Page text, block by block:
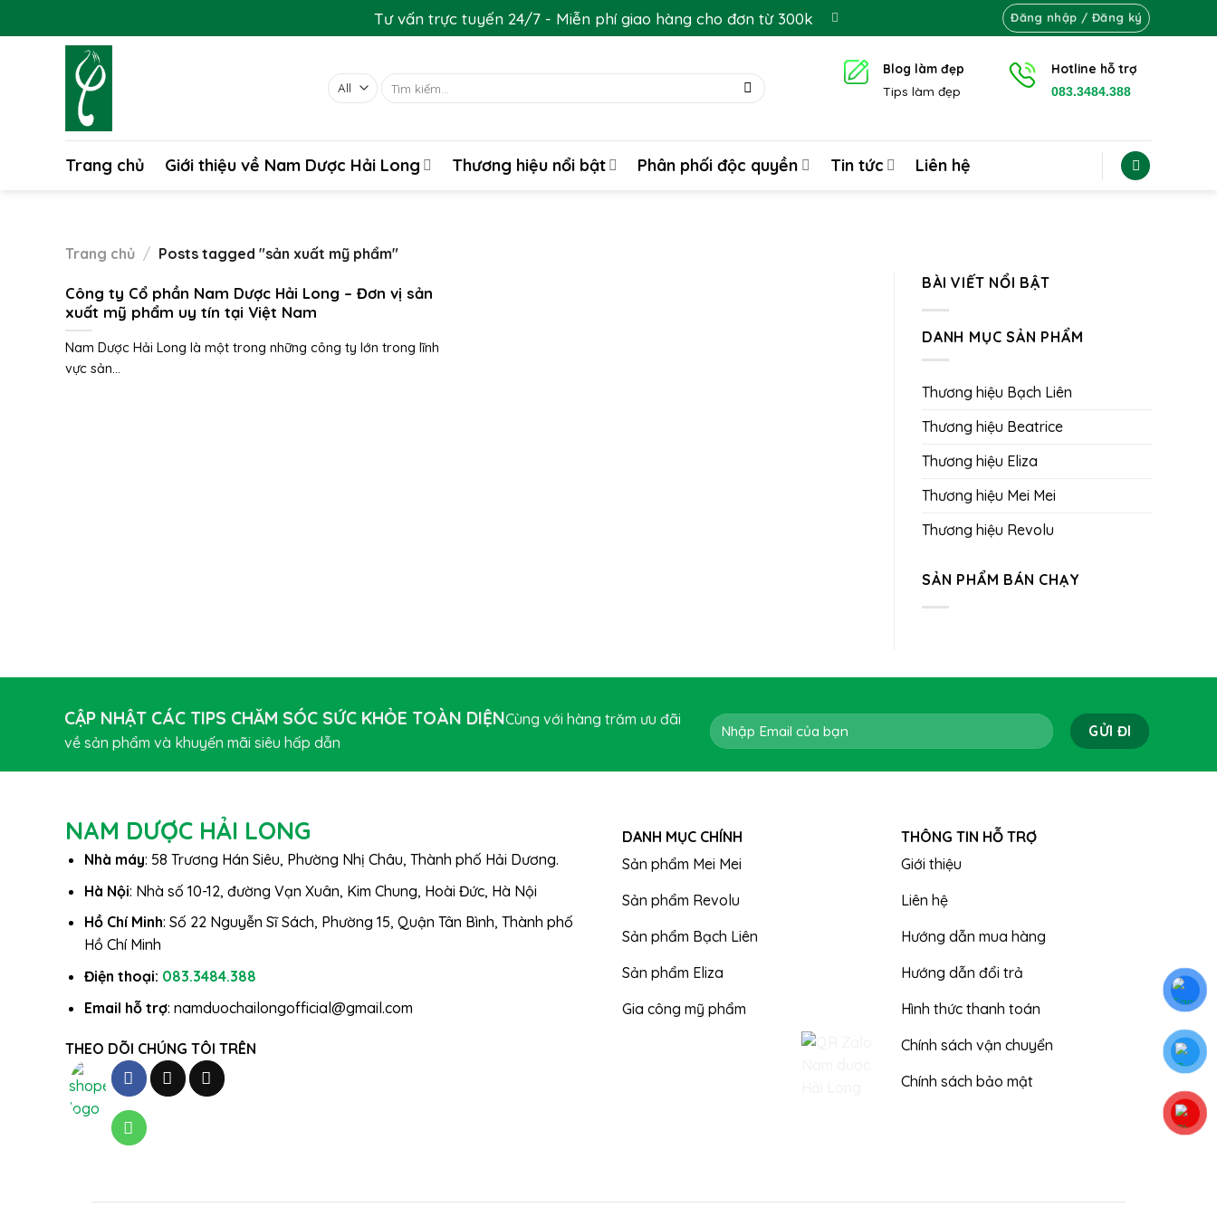
to
Tư vấn trực tuyến 24/7 - Miễn phí giao hàng cho đơn từ 300k Đăng nhập / Đăng ký
Blog làm đẹp
Tips làm đẹp
Hotline hỗ trợ
083.3484.388
Trang chủ Giới thiệu về Nam Dược Hải Long Thương hiệu nổi bật Phân phối độc quyền Tin tức Liên hệ
Trang chủ / Posts tagged "sản xuất mỹ phẩm"
Công ty Cổ phần Nam Dược Hải Long – Đơn vị sản
xuất mỹ phẩm uy tín tại Việt Nam
Nam Dược Hải Long là một trong những công ty lớn trong lĩnh
vực sản...
BÀI VIẾT NỔI BẬT
DANH MỤC SẢN PHẨM
Thương hiệu Bạch Liên
Thương hiệu Beatrice
Thương hiệu Eliza
Thương hiệu Mei Mei
Thương hiệu Revolu
SẢN PHẨM BÁN CHẠY
CẬP NHẬT CÁC TIPS CHĂM SÓC SỨC KHỎE TOÀN DIỆNCùng với hàng trăm ưu đãi
về sản phẩm và khuyến mãi siêu hấp dẫn
NAM DƯỢC HẢI LONG
Nhà máy: 58 Trương Hán Siêu, Phường Nhị Châu, Thành phố Hải Dương.
Hà Nội: Nhà số 10-12, đường Vạn Xuân, Kim Chung, Hoài Đức, Hà Nội
Hồ Chí Minh: Số 22 Nguyễn Sĩ Sách, Phường 15, Quận Tân Bình, Thành phố
Hồ Chí Minh
Điện thoại: 083.3484.388
Email hỗ trợ: namduochailongofficial@gmail.com
THEO DÕI CHÚNG TÔI TRÊN
DANH MỤC CHÍNH
Sản phẩm Mei Mei
Sản phẩm Revolu
Sản phẩm Bạch Liên
Sản phẩm Eliza
Gia công mỹ phẩm
THÔNG TIN HỖ TRỢ
Giới thiệu
Liên hệ
Hướng dẫn mua hàng
Hướng dẫn đổi trả
Hình thức thanh toán
Chính sách vận chuyển
Chính sách bảo mật